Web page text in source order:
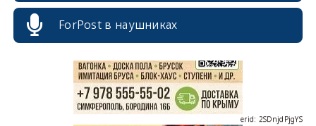
ForPost в наушниках
erid: 2SDnjdPjgYS